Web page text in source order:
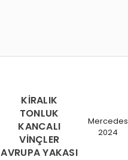
KİRALIK
TONLUK
KANCALI
VİNÇLER
AVRUPA YAKASI
Mercedes
2024